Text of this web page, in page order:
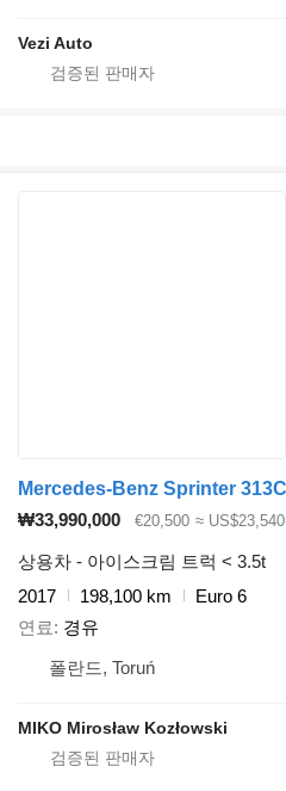
Vezi Auto
₩33,990,000 €20,500 ≈ US$23,540
상용차 - 아이스크림 트럭 < 3.5t
2017
198,100 km
Euro 6
연료
경유
폴란드, Toruń
MIKO Mirosław Kozłowski